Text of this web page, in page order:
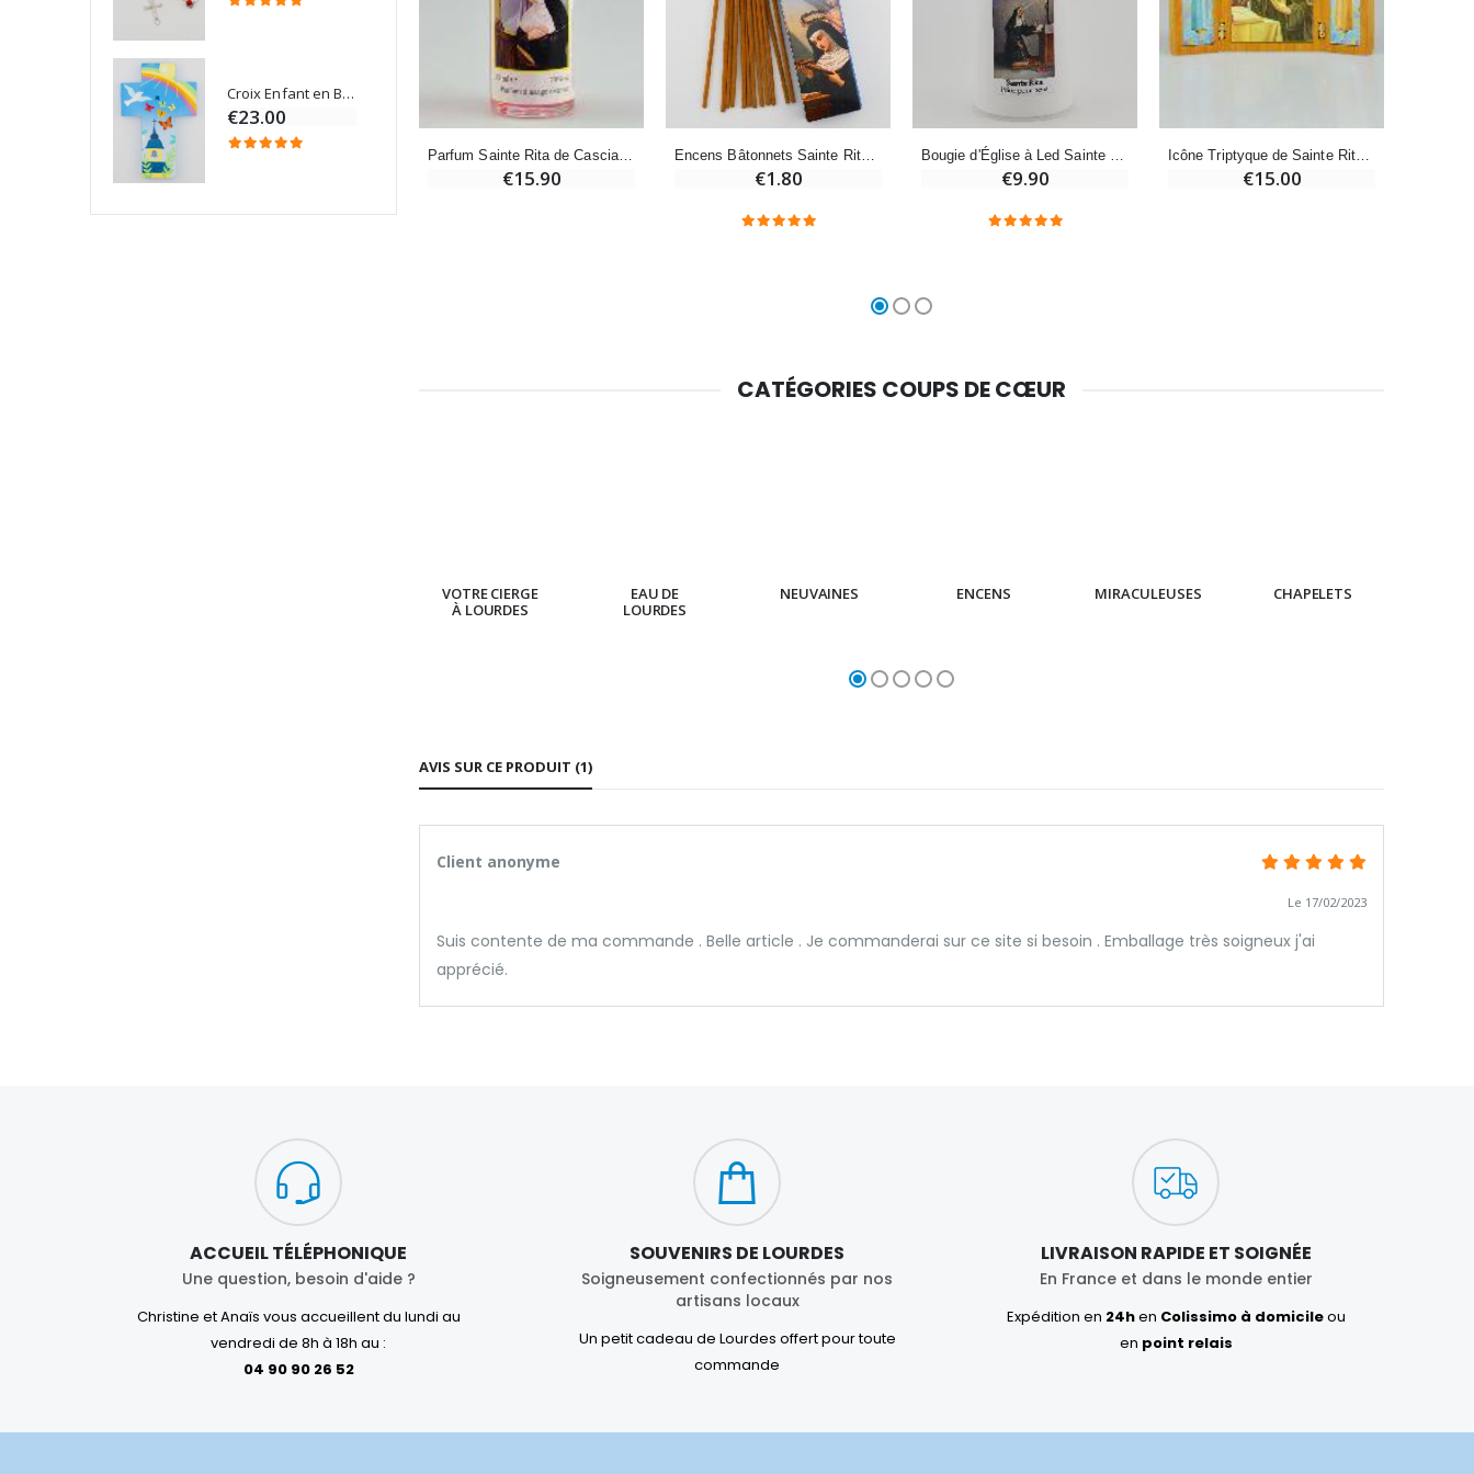
Croix Enfant en Bois Eglise Papillons et Arc-en-ciel 15 cm
€23.00 €4.90 €23.00
Parfum Sainte Rita de Cascia - 30ml
€15.90
Encens Bâtonnets Sainte Rita de Cascia - Aromatika 15 gr
€1.80
Bougie d'Église à Led Sainte Rita de Cascia - 60 jours
€9.90
Icône Triptyque de Sainte Rita de Cascia en Bois
€15.00
CATÉGORIES COUPS DE CŒUR
VOTRE CIERGE
À LOURDES
EAU DE
LOURDES
NEUVAINES ENCENS MIRACULEUSES CHAPELETS
AVIS SUR CE PRODUIT (1)
Client anonyme
Le 17/02/2023
Suis contente de ma commande . Belle article . Je commanderai sur ce site si besoin . Emballage très soigneux j'ai
apprécié.
ACCUEIL TÉLÉPHONIQUE
Une question, besoin d'aide ?
Christine et Anaïs vous accueillent du lundi au
vendredi de 8h à 18h au :
04 90 90 26 52
SOUVENIRS DE LOURDES
Soigneusement confectionnés par nos
artisans locaux
Un petit cadeau de Lourdes offert pour toute
commande
LIVRAISON RAPIDE ET SOIGNÉE
En France et dans le monde entier
Expédition en 24hen Colissimo à domicileou
en point relais